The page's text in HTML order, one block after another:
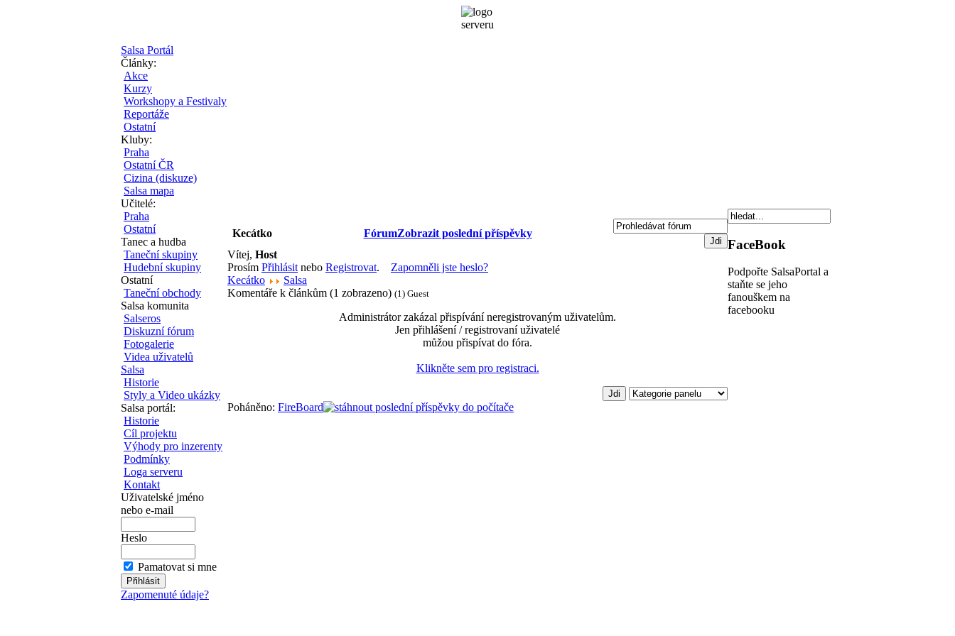
Salsa Portál
Články:
Akce
Kurzy
Workshopy a Festivaly
Reportáže
Ostatní
Kluby:
Praha
Ostatní ČR
Cizina (diskuze)
Salsa mapa
Učitelé:
Praha
Ostatní
Tanec a hudba
Taneční skupiny
Hudební skupiny
Ostatní
Taneční obchody
Salsa komunita
Salseros
Diskuzní fórum
Fotogalerie
Videa uživatelů
Salsa
Historie
Styly a Video ukázky
Salsa portál:
Historie
Cíl projektu
Výhody pro inzerenty
Podmínky
Loga serveru
Kontakt
Uživatelské jméno
nebo e-mail
Heslo
Pamatovat si mne
Zapomenuté údaje?
Kecátko FórumZobrazit poslední příspěvky
Vítej, Host
Prosím Přihlásit nebo Registrovat. Zapomněli jste heslo?
Kecátko
Salsa
Komentáře k článkům (1 zobrazeno) (1) Guest
Administrátor zakázal přispívání neregistrovaným uživatelům.
Jen přihlášení / registrovaní uživatelé
můžou přispívat do fóra.
Klikněte sem pro registraci.
Poháněno: FireBoard
FaceBook
Podpořte SalsaPortal a
staňte se jeho
fanouškem na
facebooku